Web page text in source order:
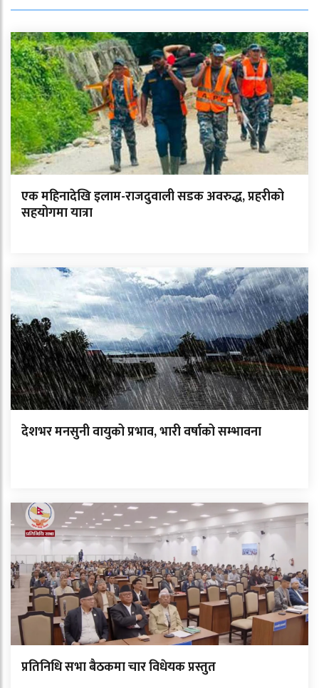
एक महिनादेखि इलाम-राजदुवाली सडक अवरुद्ध, प्रहरीको
सहयोगमा यात्रा
देशभर मनसुनी वायुको प्रभाव, भारी वर्षाको सम्भावना
प्रतिनिधि सभा बैठकमा चार विधेयक प्रस्तुत